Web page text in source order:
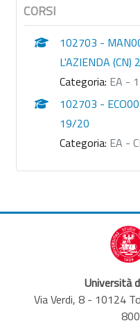
CORSI
102703 -
L'AZIENDA
Categoria: EA -
102703 -
19/20
Categoria: EA -
Università
Via Verdi, 8 - 10124